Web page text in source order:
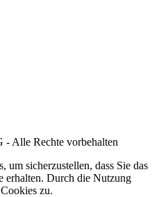
Alle Rechte vorbehalten
um sicherzustellen, dass Sie das
erhalten. Durch die Nutzung
zu.